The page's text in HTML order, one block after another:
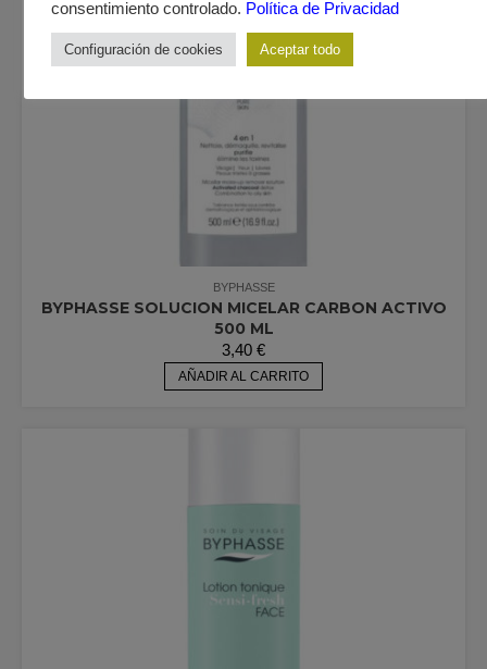
BYPHASSE
BYPHASSE SOLUCION MICELAR CARBON ACTIVO
500 ML
3,40 €
AÑADIR AL CARRITO
consentimiento controlado. Política de Privacidad
Configuración de cookies Aceptar todo